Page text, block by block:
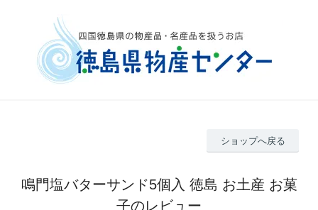
ショップへ戻る
鳴門塩バターサンド5個入 徳島 お土産 お菓
子のレビュー